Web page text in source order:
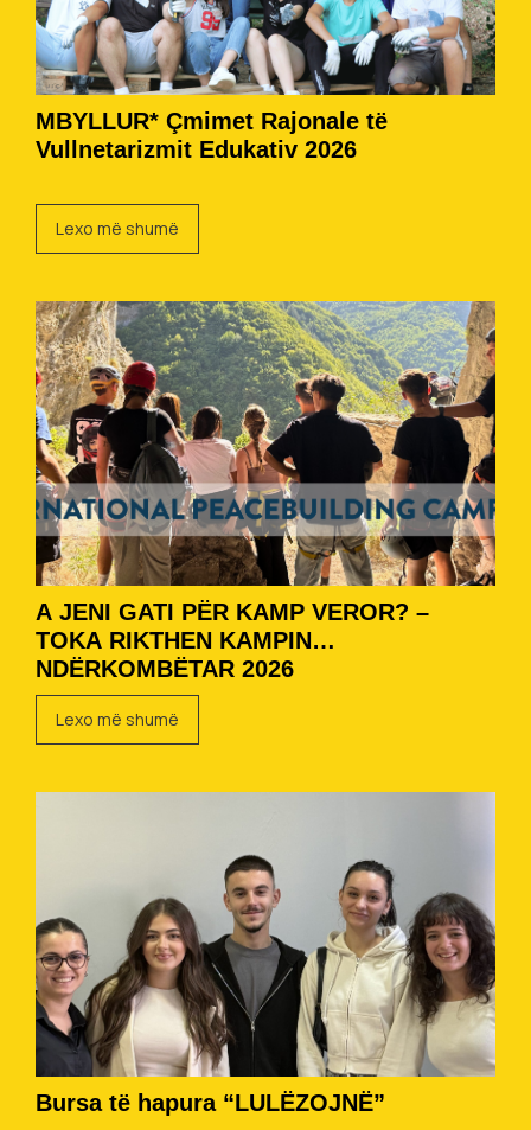
MBYLLUR* Çmimet Rajonale të
Vullnetarizmit Edukativ 2026
Lexo më shumë
A JENI GATI PËR KAMP VEROR? –
TOKA RIKTHEN KAMPIN
NDËRKOMBËTAR 2026
Lexo më shumë
Bursa të hapura “LULËZOJNË”